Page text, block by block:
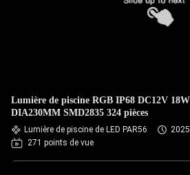
Lumière de piscine RGB IP68 DC12V
DIA230MM SMD2835 324 pièces
Lumière de piscine de LED PAR56
271 points de vue